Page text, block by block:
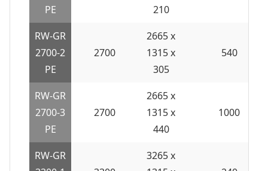
PE
210
RW-GR
2700-2
PE
2700
2665 x
1315 x
305
540
RW-GR
2700-3
PE
2700
2665 x
1315 x
440
1000
RW-GR
3265 x